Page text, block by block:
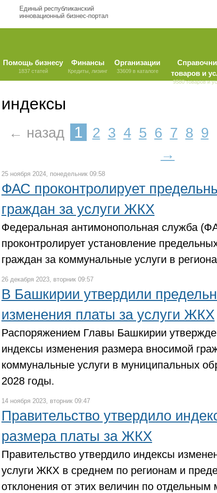
Единый республиканский
инновационный бизнес-портал
Помощь бизнесу
1837 статей
Финансы
Кредиты, лизинг
Организации
33609 в каталоге
товаров и
9580 товаров и
индексы
← назад 1 2 3 4 5 6 7 8 9
→
25 ноября 2024, понедельник 09:58
ФАС проконтролирует
граждан за услуги ЖКХ
Федеральная антимонопольная служба
проконтролирует установление
граждан за коммунальные услуги в
26 декабря 2023, вторник 09:57
В Башкирии утвердили
изменения платы за услуги ЖКХ
Распоряжением Главы Башкирии
индексы изменения размера вносимой
коммунальные услуги в муниципальных
2028 годы.
14 ноября 2023, вторник 09:47
Правительство утвердило
размера платы за ЖКХ
Правительство утвердило индексы
услуги ЖКХ в среднем по регионам и
отклонения от этих величин по